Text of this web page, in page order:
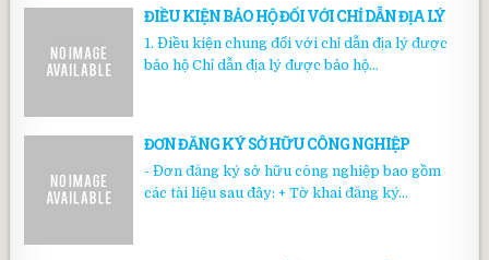
ĐIỀU KIỆN BẢO HỘ ĐỐI VỚI CHỈ DẪN ĐỊA LÝ
1. Điều kiện chung đối với chỉ dẫn địa lý được
bảo hộ Chỉ dẫn địa lý được bảo hộ...
ĐƠN ĐĂNG KÝ SỞ HỮU CÔNG NGHIỆP
- Đơn đăng ký sở hữu công nghiệp bao gồm
các tài liệu sau đây: + Tờ khai đăng ký...